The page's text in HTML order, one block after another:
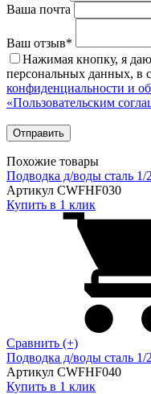
Ваша почта
Ваш отзыв*
Нажимая кнопку, я даю
персональных данных, в
конфиденциальности и
«Пользовательским
Похожие товары
Подводка д/воды сталь
Артикул CWFHF030
Купить в 1 клик
Сравнить (+)
Подводка д/воды сталь
Артикул CWFHF040
Купить в 1 клик